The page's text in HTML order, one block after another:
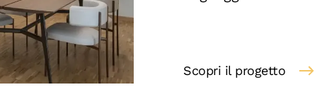
Scopri il progetto